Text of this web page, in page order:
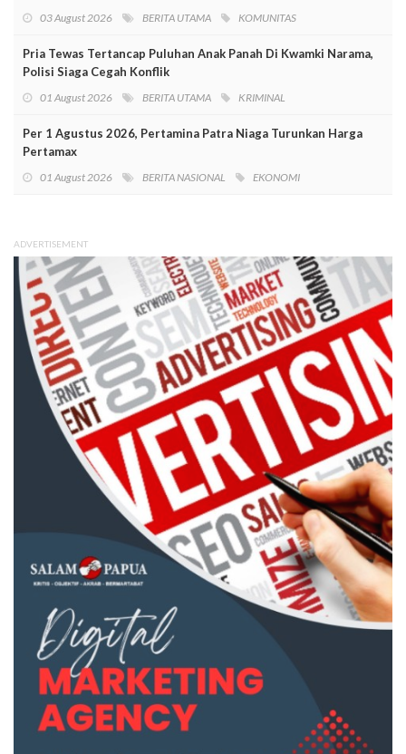
03 August 2026 BERITA UTAMA KOMUNITAS
Pria Tewas Tertancap Puluhan Anak Panah Di Kwamki Narama,
Polisi Siaga Cegah Konflik
01 August 2026 BERITA UTAMA KRIMINAL
Per 1 Agustus 2026, Pertamina Patra Niaga Turunkan Harga
Pertamax
01 August 2026 BERITA NASIONAL EKONOMI
ADVERTISEMENT